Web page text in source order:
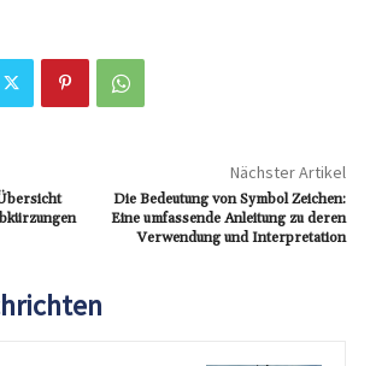
Nächster Artikel
Die Bedeutung von Symbol Zeichen:
Eine umfassende Anleitung zu deren
Verwendung und Interpretation